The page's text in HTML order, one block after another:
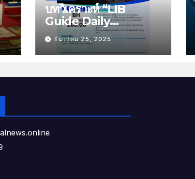
บทวิเคราะห์ “LIB
Guide Daily
Strategy” ประจำวัน
พฤหัสที่ 25 ธันวาคม
2568 หัวข้อ “ติดตาม
ธันวาคม 25, 2025